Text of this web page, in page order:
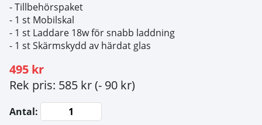
- Tillbehörspaket
- 1 st Mobilskal
- 1 st Laddare 18w för snabb laddning
- 1 st Skärmskydd av härdat glas
495 kr
Rek pris: 585 kr(- 90 kr)
Antal: